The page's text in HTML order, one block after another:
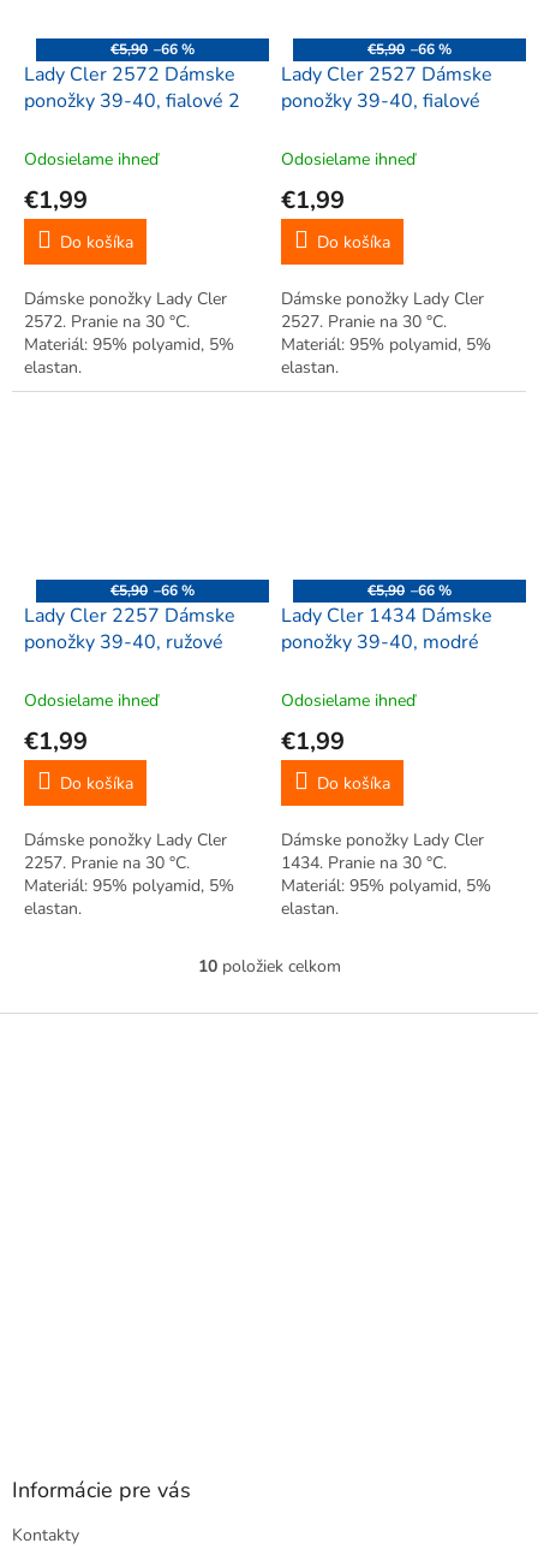
€5,90 –66 %
Lady Cler 2572 Dámske
ponožky 39-40, fialové 2
Odosielame ihneď
€1,99
Do košíka
Dámske ponožky Lady Cler
2572. Pranie na 30 °C.
Materiál: 95% polyamid, 5%
elastan.
€5,90 –66 %
Lady Cler 2527 Dámske
ponožky 39-40, fialové
Odosielame ihneď
€1,99
Do košíka
Dámske ponožky Lady Cler
2527. Pranie na 30 °C.
Materiál: 95% polyamid, 5%
elastan.
€5,90 –66 %
Lady Cler 2257 Dámske
ponožky 39-40, ružové
Odosielame ihneď
€1,99
Do košíka
Dámske ponožky Lady Cler
2257. Pranie na 30 °C.
Materiál: 95% polyamid, 5%
elastan.
€5,90 –66 %
Lady Cler 1434 Dámske
ponožky 39-40, modré
Odosielame ihneď
€1,99
Do košíka
Dámske ponožky Lady Cler
1434. Pranie na 30 °C.
Materiál: 95% polyamid, 5%
elastan.
O
l
10položiek celkom
Z
Informácie pre vás
Kontakty